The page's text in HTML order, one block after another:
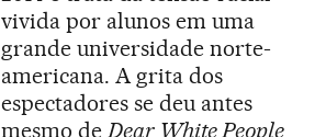
vivida por alunos em uma
grande universidade norte-
americana. A grita dos
espectadores se deu antes
mesmo deDear White People